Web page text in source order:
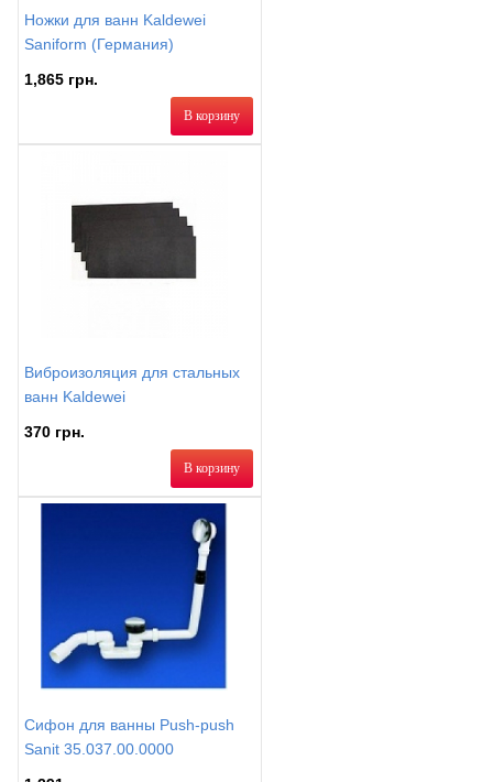
Ножки для ванн Kaldewei
Saniform (Германия)
1,865 грн.
В корзину
Виброизоляция для стальных
ванн Kaldewei
370 грн.
В корзину
Сифон для ванны Push-push
Sanit 35.037.00.0000